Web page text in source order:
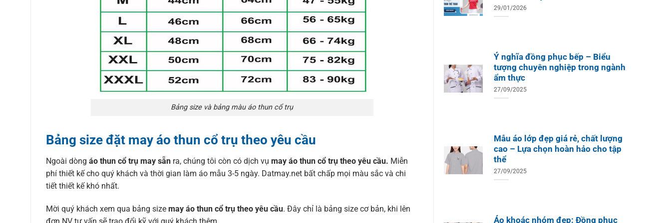
Bảng size và bảng màu áo thun cổ trụ
Bảng size đặt may áo thun cổ trụ theo yêu cầu
Ngoài dòng áo thun cổ trụ may sẵnra, chúng tôi còn có dịch vụ may áo thun cổ trụ theo yêu cầu. Miễn
phí thiết kế cho quý khách và thời gian làm áo mẫu 3-5 ngày. Datmay.net bất chấp mọi màu sắc và chi
tiết thiết kế khó nhất.
Mời quý khách xem qua bảng size may áo thun cổ trụ theo yêu cầu. Đây chỉ là bảng size cơ bản, khi lên
đơn NV tư vấn sẽ trao đổi kỹ với quý khách thêm.
29/01/2026
Ý nghĩa đồng phục bếp – Biểu
tượng chuyên nghiệp trong ngành
ẩm thực
27/09/2025
Mẫu áo lớp đẹp giá rẻ, chất lượng
cao – Lựa chọn hoàn hảo cho tập
thể
27/09/2025
Áo khoác nhóm đẹp: Đồng phục